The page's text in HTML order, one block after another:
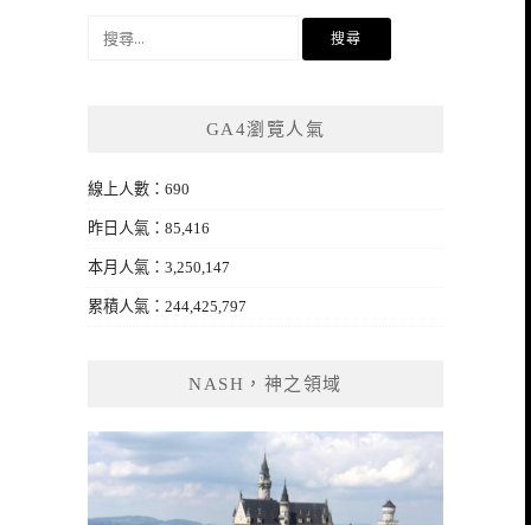
GA4瀏覽人氣
線上人數：690
昨日人氣：85,416
本月人氣：3,250,147
累積人氣：244,425,797
NASH，神之領域